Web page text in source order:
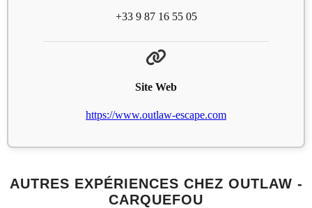
+33 9 87 16 55 05
Site Web
https://www.outlaw-escape.com
AUTRES EXPÉRIENCES CHEZ OUTLAW -
CARQUEFOU